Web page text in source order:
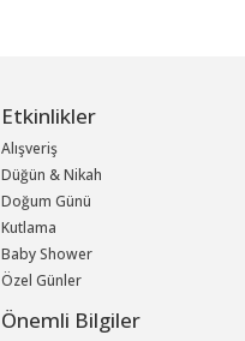
Etkinlikler
Alışveriş
Düğün & Nikah
Doğum Günü
Kutlama
Baby Shower
Özel Günler
Önemli Bilgiler